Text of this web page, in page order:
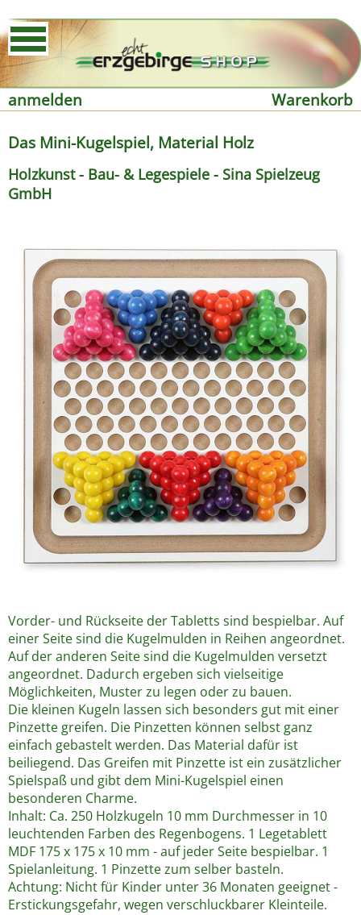
anmelden
Warenkorb
Das Mini-Kugelspiel, Material Holz
Holzkunst - Bau- & Legespiele - Sina Spielzeug
GmbH
Vorder- und Rückseite der Tabletts sind bespielbar. Auf
einer Seite sind die Kugelmulden in Reihen angeordnet.
Auf der anderen Seite sind die Kugelmulden versetzt
angeordnet. Dadurch ergeben sich vielseitige
Möglichkeiten, Muster zu legen oder zu bauen.
Die kleinen Kugeln lassen sich besonders gut mit einer
Pinzette greifen. Die Pinzetten können selbst ganz
einfach gebastelt werden. Das Material dafür ist
beiliegend. Das Greifen mit Pinzette ist ein zusätzlicher
Spielspaß und gibt dem Mini-Kugelspiel einen
besonderen Charme.
Inhalt: Ca. 250 Holzkugeln 10 mm Durchmesser in 10
leuchtenden Farben des Regenbogens. 1 Legetablett
MDF 175 x 175 x 10 mm - auf jeder Seite bespielbar. 1
Spielanleitung. 1 Pinzette zum selber basteln.
Achtung: Nicht für Kinder unter 36 Monaten geeignet -
Erstickungsgefahr, wegen verschluckbarer Kleinteile.